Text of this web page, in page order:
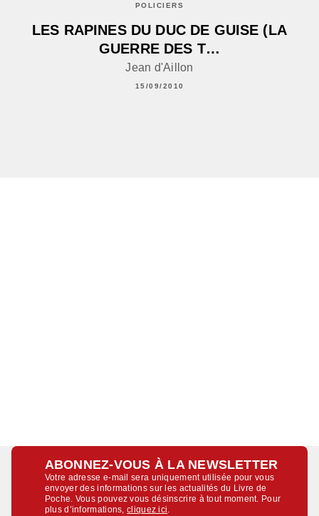
POLICIERS
LES RAPINES DU DUC DE GUISE (LA
GUERRE DES T…
Jean d'Aillon
15/09/2010
ABONNEZ-VOUS À LA NEWSLETTER
Votre adresse e-mail sera uniquement utilisée pour vous
envoyer des informations sur les actualités du Livre de
Poche. Vous pouvez vous désinscrire à tout moment. Pour
plus d’informations,cliquez ici.